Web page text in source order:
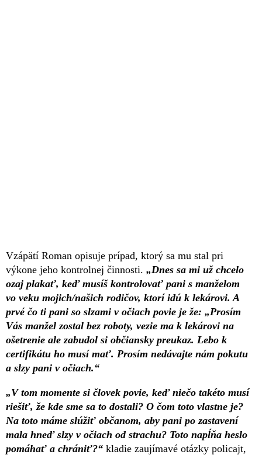
Vzápätí Roman opisuje prípad, ktorý sa mu stal pri
výkone jeho kontrolnej činnosti. „Dnes sa mi už chcelo
ozaj plakať, keď musíš kontrolovať pani s manželom
vo veku mojich/našich rodičov, ktorí idú k lekárovi. A
prvé čo ti pani so slzami v očiach povie je že: „Prosím
Vás manžel zostal bez roboty, vezie ma k lekárovi na
ošetrenie ale zabudol si občiansky preukaz. Lebo k
certifikátu ho musí mať. Prosím nedávajte nám pokutu
a slzy pani v očiach.“
„V tom momente si človek povie, keď niečo takéto musí
riešiť, že kde sme sa to dostali? O čom toto vlastne je?
Na toto máme slúžiť občanom, aby pani po zastavení
mala hneď slzy v očiach od strachu? Toto napĺňa heslo
pomáhať a chrániť?“ kladie zaujímavé otázky policajt,